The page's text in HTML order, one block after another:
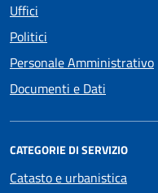
Uffici
Politici
Personale Amministrativo
Documenti e Dati
CATEGORIE DI SERVIZIO
Catasto e urbanistica